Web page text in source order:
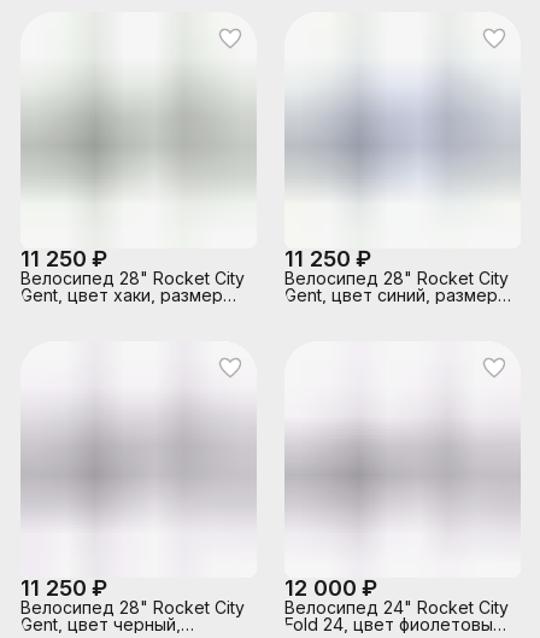
11 250 ₽
Велосипед 28" Rocket City
Gent, цвет хаки, размер
11 250 ₽
Велосипед 28" Rocket City
Gent, цвет синий, размер
11 250 ₽
Велосипед 28" Rocket City
Gent, цвет черный,
12 000 ₽
Велосипед 24" Rocket City
Fold 24, цвет фиолетовый,